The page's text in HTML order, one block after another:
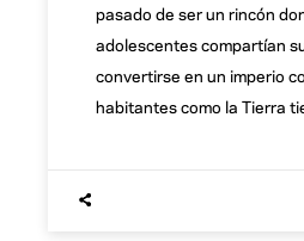
pasado de ser un rincón
adolescentes compartían
convertirse en un imperio
habitantes como la Tierra